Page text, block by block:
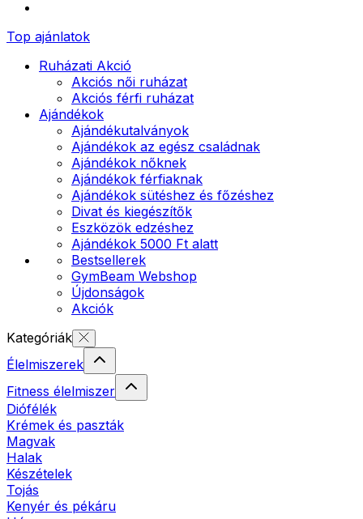
Top ajánlatok
Ruházati Akció
Akciós női ruházat
Akciós férfi ruházat
Ajándékok
Ajándékutalványok
Ajándékok az egész családnak
Ajándékok nőknek
Ajándékok férfiaknak
Ajándékok sütéshez és főzéshez
Divat és kiegészítők
Eszközök edzéshez
Ajándékok 5000 Ft alatt
Bestsellerek
GymBeam Webshop
Újdonságok
Akciók
Kategóriák
Élelmiszerek
Fitness élelmiszer
Diófélék
Krémek és paszták
Magvak
Halak
Készételek
Tojás
Kenyér és pékáru